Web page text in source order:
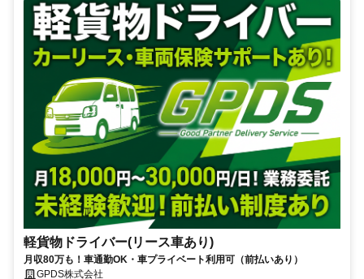
軽貨物ドライバー(リース車あり)
月収80万も！車通勤OK・車プライベート利用可（前払いあり）
GPDS株式会社